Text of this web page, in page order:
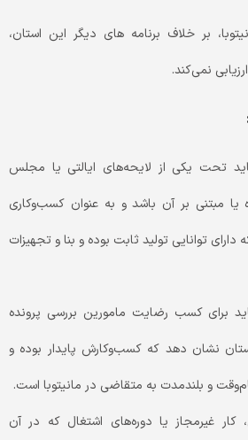
بر خلاف برنامه های دیگر این استان،
نمی‌کند.
تحت یکی از لایحه‌های ایالتی یا مجلس
یا مبتنی بر آن باشد و به عنوان کسب‌و‌کاری
توانایی تولید ثابت بوده و بنا و تجهیزات
برای کسب رضایت مامورین بررسی پرونده
نشان دهد که کسب‌و‌کارش پایدار بوده و
و بلندمدت به متقاضی در مانیتوبا است.
کار غیر‌مجاز یا دوره‌های اشتغال که در آن